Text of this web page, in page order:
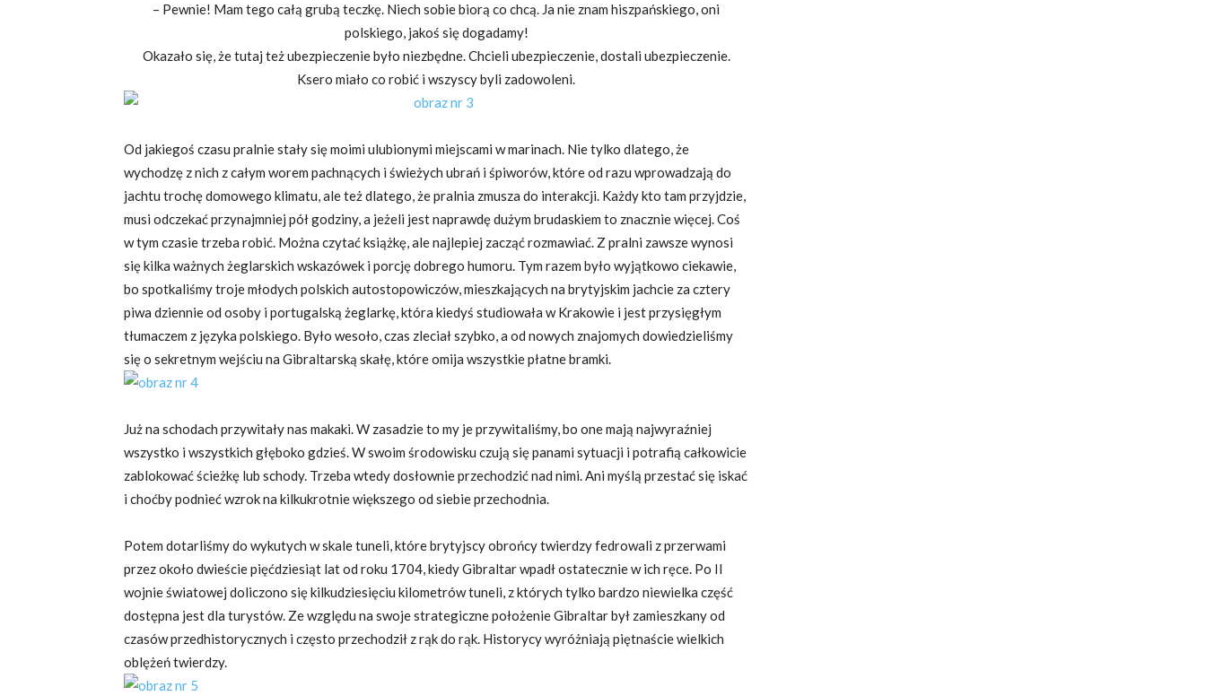
– Pewnie! Mam tego całą grubą teczkę. Niech sobie biorą co chcą. Ja nie znam hiszpańskiego, oni
polskiego, jakoś się dogadamy!
Okazało się, że tutaj też ubezpieczenie było niezbędne. Chcieli ubezpieczenie, dostali ubezpieczenie.
Ksero miało co robić i wszyscy byli zadowoleni.
Od jakiegoś czasu pralnie stały się moimi ulubionymi miejscami w marinach. Nie tylko dlatego, że
wychodzę z nich z całym worem pachnących i świeżych ubrań i śpiworów, które od razu wprowadzają do
jachtu trochę domowego klimatu, ale też dlatego, że pralnia zmusza do interakcji. Każdy kto tam przyjdzie,
musi odczekać przynajmniej pół godziny, a jeżeli jest naprawdę dużym brudaskiem to znacznie więcej. Coś
w tym czasie trzeba robić. Można czytać książkę, ale najlepiej zacząć rozmawiać. Z pralni zawsze wynosi
się kilka ważnych żeglarskich wskazówek i porcję dobrego humoru. Tym razem było wyjątkowo ciekawie,
bo spotkaliśmy troje młodych polskich autostopowiczów, mieszkających na brytyjskim jachcie za cztery
piwa dziennie od osoby i portugalską żeglarkę, która kiedyś studiowała w Krakowie i jest przysięgłym
tłumaczem z języka polskiego. Było wesoło, czas zleciał szybko, a od nowych znajomych dowiedzieliśmy
się o sekretnym wejściu na Gibraltarską skałę, które omija wszystkie płatne bramki.
Już na schodach przywitały nas makaki. W zasadzie to my je przywitaliśmy, bo one mają najwyraźniej
wszystko i wszystkich głęboko gdzieś. W swoim środowisku czują się panami sytuacji i potrafią całkowicie
zablokować ścieżkę lub schody. Trzeba wtedy dosłownie przechodzić nad nimi. Ani myślą przestać się iskać
i choćby podnieć wzrok na kilkukrotnie większego od siebie przechodnia.
Potem dotarliśmy do wykutych w skale tuneli, które brytyjscy obrońcy twierdzy fedrowali z przerwami
przez około dwieście pięćdziesiąt lat od roku 1704, kiedy Gibraltar wpadł ostatecznie w ich ręce. Po II
wojnie światowej doliczono się kilkudziesięciu kilometrów tuneli, z których tylko bardzo niewielka część
dostępna jest dla turystów. Ze względu na swoje strategiczne położenie Gibraltar był zamieszkany od
czasów przedhistorycznych i często przechodził z rąk do rąk. Historycy wyróżniają piętnaście wielkich
oblężeń twierdzy.